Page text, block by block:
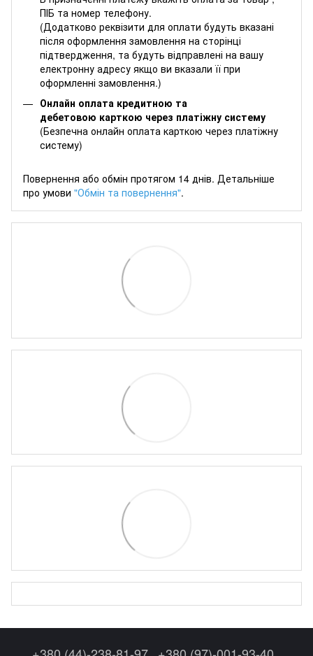
ПІБ та номер телефону.
(Додатково реквізити для оплати будуть вказані
після оформлення замовлення на сторінці
підтвердження, та будуть відправлені на вашу
електронну адресу якщо ви вказали її при
оформленні замовлення.)
Онлайн оплата кредитною та
дебетовою карткою через платіжну систему
(Безпечна онлайн оплата карткою через платіжну
систему)
Повернення або обмін протягом 14 днів. Детальніше
про умови "Обмін та повернення".